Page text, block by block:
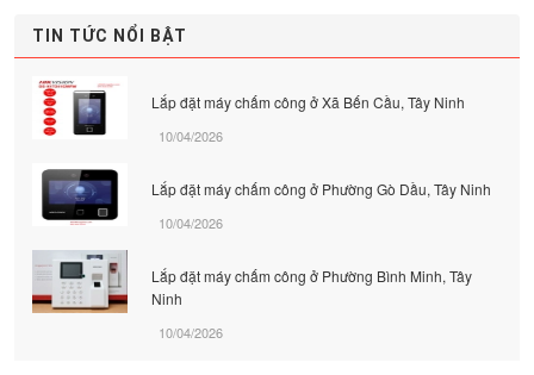
TIN TỨC NỔI BẬT
Lắp đặt máy chấm công ở Xã Bến Cầu, Tây Ninh
10/04/2026
Lắp đặt máy chấm công ở Phường Gò Dầu, Tây Ninh
10/04/2026
Lắp đặt máy chấm công ở Phường Bình Minh, Tây
Ninh
10/04/2026